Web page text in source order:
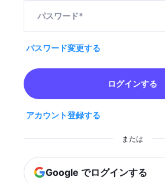
パスワード*
パスワード変更する
ログインする
アカウント登録する
または
Google でログインする